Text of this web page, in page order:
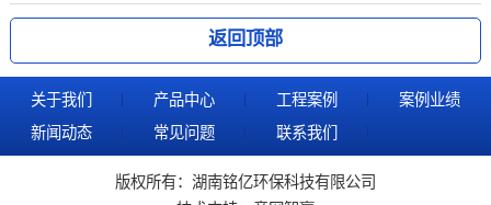
返回顶部
关于我们 产品中心 工程案例
案例业绩
新闻动态
常见问题 联系我们
版权所有：湖南铭亿环保科技有限公司